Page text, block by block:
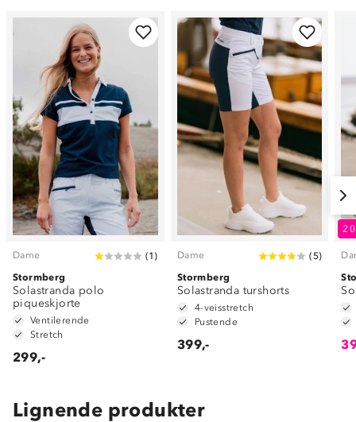
Dame (1 )
Stormberg
Solastranda polo
piqueskjorte
Ventilerende
Stretch
299,-
Dame (5)
Stormberg
Solastranda turshorts
4-veisstretch
Pustende
399,-
Lignende produkter